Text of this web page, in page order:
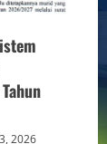
2026